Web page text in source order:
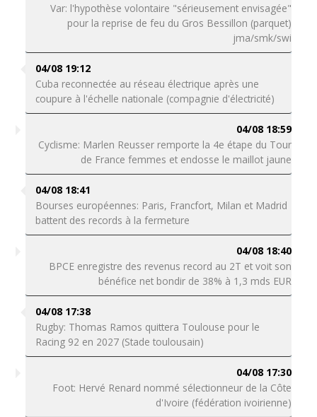
Var: l'hypothèse volontaire "sérieusement envisagée"
pour la reprise de feu du Gros Bessillon (parquet)
jma/smk/swi
04/08 19:12
Cuba reconnectée au réseau électrique après une
coupure à l'échelle nationale (compagnie d'électricité)
04/08 18:59
Cyclisme: Marlen Reusser remporte la 4e étape du Tour
de France femmes et endosse le maillot jaune
04/08 18:41
Bourses européennes: Paris, Francfort, Milan et Madrid
battent des records à la fermeture
04/08 18:40
BPCE enregistre des revenus record au 2T et voit son
bénéfice net bondir de 38% à 1,3 mds EUR
04/08 17:38
Rugby: Thomas Ramos quittera Toulouse pour le
Racing 92 en 2027 (Stade toulousain)
04/08 17:30
Foot: Hervé Renard nommé sélectionneur de la Côte
d'Ivoire (fédération ivoirienne)